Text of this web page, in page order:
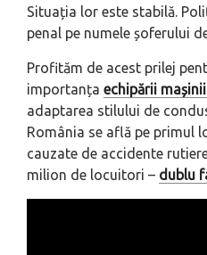
Situația lor este stabilă.
penal pe numele șoferului
Profităm de acest prilej
importanța echipării
adaptarea stilului de
România se află pe primul
cauzate de accidente
milion de locuitori – dublu